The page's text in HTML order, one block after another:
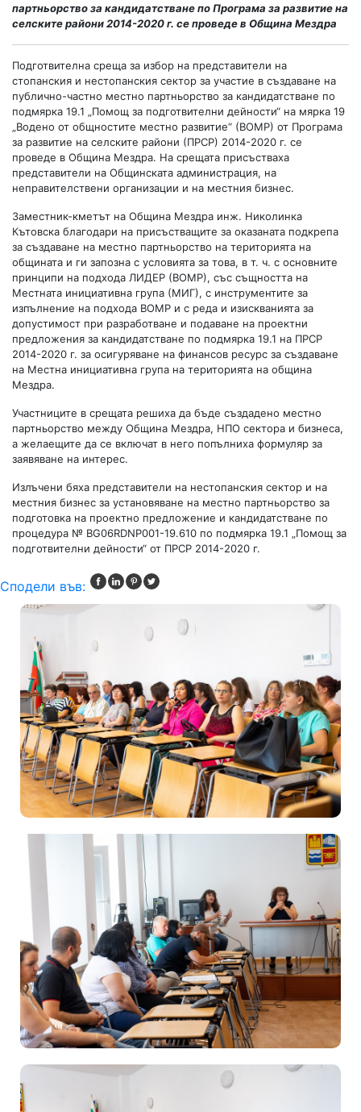
партньорство за кандидатстване по Програма за развитие на
селските райони 2014-2020 г. се проведе в Община Мездра
Подготвителна среща за избор на представители на
стопанския и нестопанския сектор за участие в създаване на
публично-частно местно партньорство за кандидатстване по
подмярка 19.1 „Помощ за подготвителни дейности“ на мярка 19
„Водено от общностите местно развитие“ (ВОМР) от Програма
за развитие на селските райони (ПРСР) 2014-2020 г. се
проведе в Община Мездра. На срещата присъстваха
представители на Общинската администрация, на
неправителствени организации и на местния бизнес.
Заместник-кметът на Община Мездра инж. Николинка
Кътовска благодари на присъстващите за оказаната подкрепа
за създаване на местно партньорство на територията на
общината и ги запозна с условията за това, в т. ч. с основните
принципи на подхода ЛИДЕР (ВОМР), със същността на
Местната инициативна група (МИГ), с инструментите за
изпълнение на подхода ВОМР и с реда и изискванията за
допустимост при разработване и подаване на проектни
предложения за кандидатстване по подмярка 19.1 на ПРСР
2014-2020 г. за осигуряване на финансов ресурс за създаване
на Местна инициативна група на територията на община
Мездра.
Участниците в срещата решиха да бъде създадено местно
партньорство между Община Мездра, НПО сектора и бизнеса,
а желаещите да се включат в него попълниха формуляр за
заявяване на интерес.
Излъчени бяха представители на нестопанския сектор и на
местния бизнес за установяване на местно партньорство за
подготовка на проектно предложение и кандидатстване по
процедура № BG06RDNP001-19.610 по подмярка 19.1 „Помощ за
подготвителни дейности“ от ПРСР 2014-2020 г.
Сподели във: